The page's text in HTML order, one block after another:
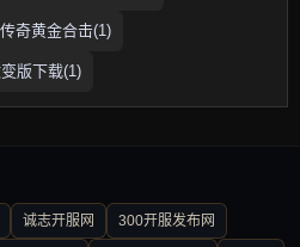
传奇黄金合击(1)
版下载(1)
诚志开服网 300开服发布网